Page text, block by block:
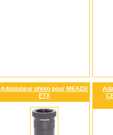
Adaptateur photo pour MEADE
ETX